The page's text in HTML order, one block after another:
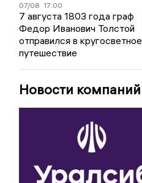
07/08 17:00
7 августа 1803 года граф
Федор Иванович Толстой
отправился в кругосветное
путешествие
Новости компаний